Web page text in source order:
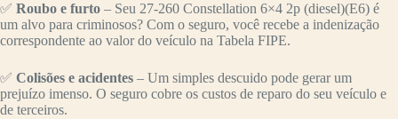
✅ Roubo e furto – Seu 27-260 Constellation 6×4 2p (diesel)(E6) é
um alvo para criminosos? Com o seguro, você recebe a indenização
correspondente ao valor do veículo na Tabela FIPE.
✅ Colisões e acidentes – Um simples descuido pode gerar um
prejuízo imenso. O seguro cobre os custos de reparo do seu veículo e
de terceiros.